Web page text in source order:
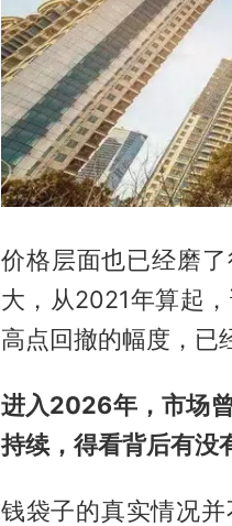
价格层面也已经磨
大，从2021年算起
高点回撤的幅度，已
进入2026年，市场
持续，得看背后有没
钱袋子的真实情况